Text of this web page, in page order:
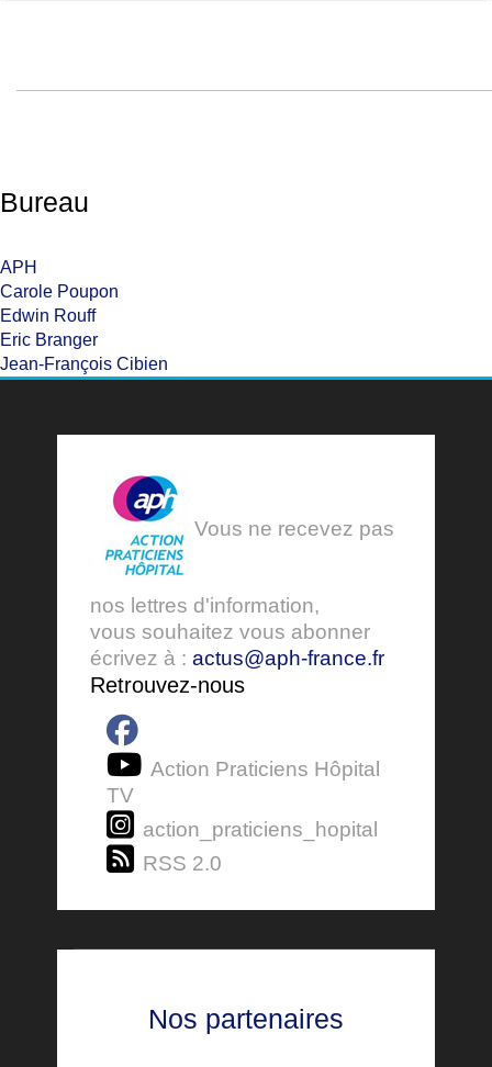
Bureau
APH
Carole Poupon
Edwin Rouff
Eric Branger
Jean-François Cibien
Vous ne recevez pas
nos lettres d'information,
vous souhaitez vous abonner
écrivez à : actus@aph-france.fr
Retrouvez-nous
Action Praticiens Hôpital
TV
action_praticiens_hopital
RSS 2.0
Nos partenaires